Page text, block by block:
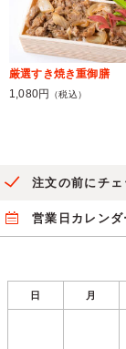
厳選すき焼き重御膳
1,080円
（税込）
注文の前にチェ
営業日カレンダ
日 月